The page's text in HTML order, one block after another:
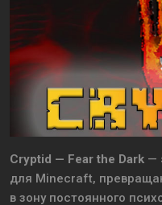
Cryptid — Fear the Dark —
для Minecraft,
в зону постоянного